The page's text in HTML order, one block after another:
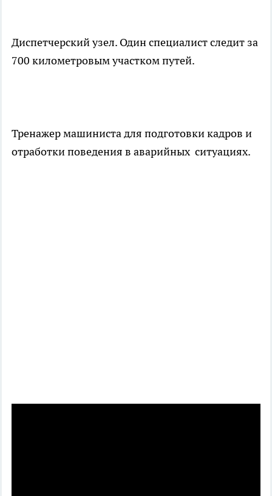
Диспетчерский узел. Один специалист следит за
700 километровым участком путей.
Тренажер машиниста для подготовки кадров и
отработки поведения в аварийных ситуациях.